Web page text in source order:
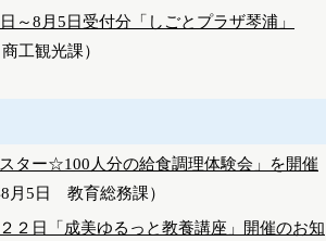
～8月5日受付分「しごとプラザ琴浦」
商工観光課）
スター☆100人分の給食調理体験会」を開催
月5日 教育総務課）
２日「成美ゆるっと教養講座」開催のお知